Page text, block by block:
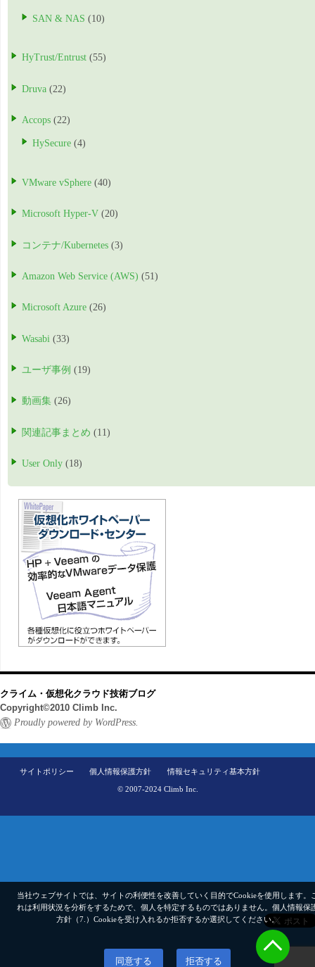
SAN & NAS (10)
HyTrust/Entrust (55)
Druva (22)
Accops (22)
HySecure (4)
VMware vSphere (40)
Microsoft Hyper-V (20)
コンテナ/Kubernetes (3)
Amazon Web Service (AWS) (51)
Microsoft Azure (26)
Wasabi (33)
ユーザ事例 (19)
動画集 (26)
関連記事まとめ (11)
User Only (18)
クライム・仮想化クラウド技術ブログ
Copyright©2010 Climb Inc.
Proudly powered by WordPress.
サイトポリシー 個人情報保護方針 情報セキュリティ基本方針
© 2007-2024 Climb Inc.
当社ウェブサイトでは、サイトの利便性を改善していく目的でCookieを使用します。
れは利用状況を分析をするためで、個人を特定するものではありません。 個人情報保
方針（7.） Cookieを受け入れるか拒否するか選択してください。
同意する 拒否する